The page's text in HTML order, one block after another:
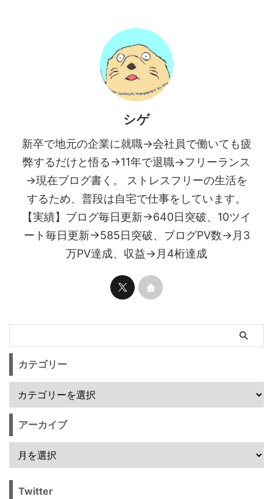
シゲ
新卒で地元の企業に就職→会社員で働いても疲
弊するだけと悟る→11年で退職→フリーランス
→現在ブログ書く。 ストレスフリーの生活を
するため、普段は自宅で仕事をしています。
【実績】ブログ毎日更新→640日突破、10ツイ
ート毎日更新→585日突破、ブログPV数→月3
万PV達成、収益→月4桁達成
カテゴリー
アーカイブ
Twitter